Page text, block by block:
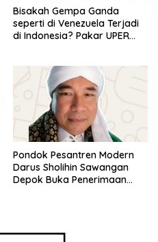
Bisakah Gempa Ganda
seperti di Venezuela Terjadi
di Indonesia? Pakar UPER
Pondok Pesantren Modern
Darus Sholihin Sawangan
Depok Buka Penerimaan